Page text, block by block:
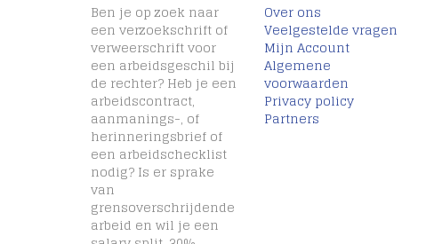
Ben je op zoek naar
een verzoekschrift of
verweerschrift voor
een arbeidsgeschil bij
de rechter? Heb je een
arbeidscontract,
aanmanings-, of
herinneringsbrief of
een arbeidschecklist
nodig? Is er sprake
van
grensoverschrijdende
arbeid en wil je een
Over ons
Veelgestelde vragen
Mijn Account
Algemene
voorwaarden
Privacy policy
Partners